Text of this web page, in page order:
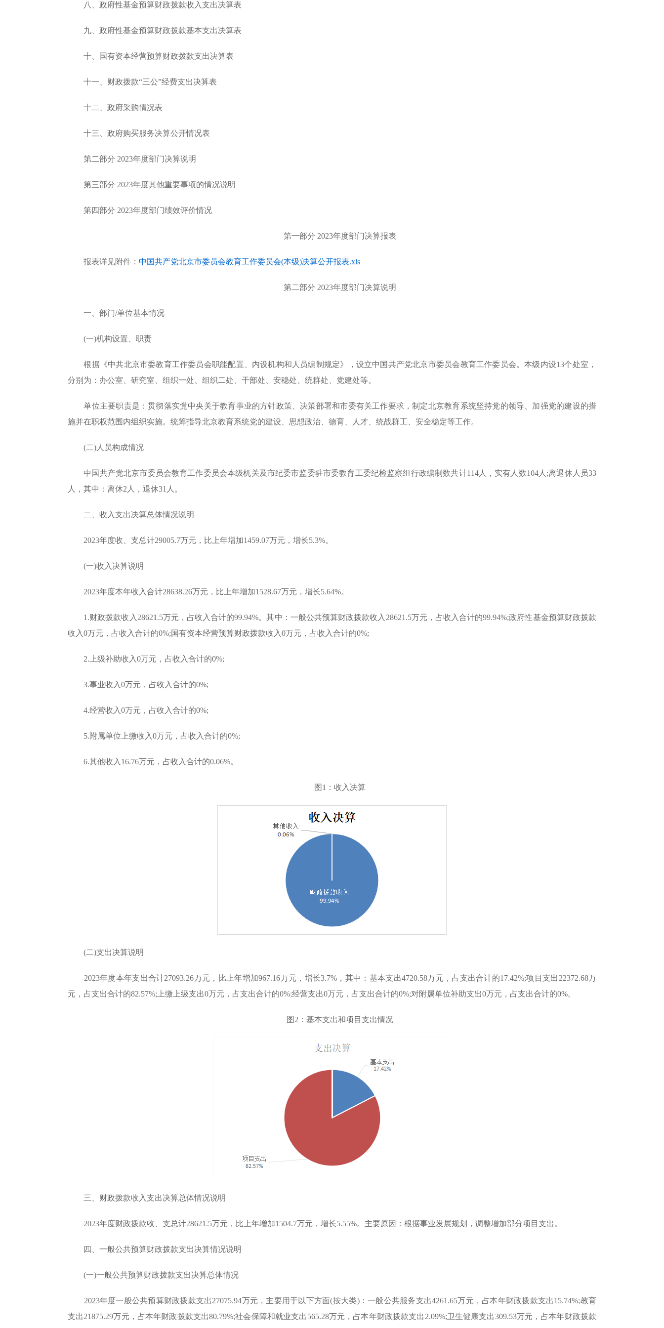
八、政府性基金预算财政拨款收入支出决算表
九、政府性基金预算财政拨款基本支出决算表
十、国有资本经营预算财政拨款支出决算表
十一、财政拨款“三公”经费支出决算表
十二、政府采购情况表
十三、政府购买服务决算公开情况表
第二部分 2023年度部门决算说明
第三部分 2023年度其他重要事项的情况说明
第四部分 2023年度部门绩效评价情况
第一部分 2023年度部门决算报表
报表详见附件： 中国共产党北京市委员会教育工作委员会(本级)决算公开报表.xls
第二部分 2023年度部门决算说明
一、部门/单位基本情况
(一)机构设置、职责
根据《中共北京市委教育工作委员会职能配置、内设机构和人员编制规定》，设立中国共产党北京市委员会教育工作委员会。本级内设13个处室，
分别为：办公室、研究室、组织一处、组织二处、干部处、安稳处、统群处、党建处等。
单位主要职责是：贯彻落实党中央关于教育事业的方针政策、决策部署和市委有关工作要求，制定北京教育系统坚持党的领导、加强党的建设的措
施并在职权范围内组织实施。统筹指导北京教育系统党的建设、思想政治、德育、人才、统战群工、安全稳定等工作。
(二)人员构成情况
中国共产党北京市委员会教育工作委员会本级机关及市纪委市监委驻市委教育工委纪检监察组行政编制数共计114人，实有人数104人;离退休人员33
人，其中：离休2人，退休31人。
二、收入支出决算总体情况说明
2023年度收、支总计29005.7万元，比上年增加1459.07万元，增长5.3%。
(一)收入决算说明
2023年度本年收入合计28638.26万元，比上年增加1528.67万元，增长5.64%。
1.财政拨款收入28621.5万元，占收入合计的99.94%。其中：一般公共预算财政拨款收入28621.5万元，占收入合计的99.94%;政府性基金预算财政拨款
收入0万元，占收入合计的0%;国有资本经营预算财政拨款收入0万元，占收入合计的0%;
2.上级补助收入0万元，占收入合计的0%;
3.事业收入0万元，占收入合计的0%;
4.经营收入0万元，占收入合计的0%;
5.附属单位上缴收入0万元，占收入合计的0%;
6.其他收入16.76万元，占收入合计的0.06%。
图1：收入决算
(二)支出决算说明
2023年度本年支出合计27093.26万元，比上年增加967.16万元，增长3.7%，其中：基本支出4720.58万元，占支出合计的17.42%;项目支出22372.68万
元，占支出合计的82.57%;上缴上级支出0万元，占支出合计的0%;经营支出0万元，占支出合计的0%;对附属单位补助支出0万元，占支出合计的0%。
图2：基本支出和项目支出情况
三、财政拨款收入支出决算总体情况说明
2023年度财政拨款收、支总计28621.5万元，比上年增加1504.7万元，增长5.55%。主要原因：根据事业发展规划，调整增加部分项目支出。
四、一般公共预算财政拨款支出决算情况说明
(一)一般公共预算财政拨款支出决算总体情况
2023年度一般公共预算财政拨款支出27075.94万元，主要用于以下方面(按大类)：一般公共服务支出4261.65万元，占本年财政拨款支出15.74%;教育
支出21875.29万元，占本年财政拨款支出80.79%;社会保障和就业支出565.28万元，占本年财政拨款支出2.09%;卫生健康支出309.53万元，占本年财政拨款